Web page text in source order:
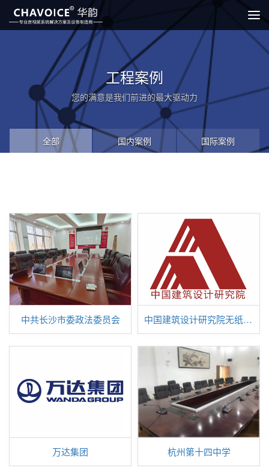
工程案例
您的满意是我们前进的最大驱动力
全部 国内案例 国际案例
中共长沙市委政法委员会 中国建筑设计研究院无纸化智能会议系统
万达集团 杭州第十四中学